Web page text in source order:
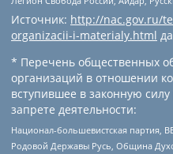
Источник: http://nac.gov.ru/
organizacii-i-materialy.html
* Перечень общественных
организаций в отношении
вступившее в законную
запрете деятельности:
Национал-большевистская партия,
Родовой Державы Русь, Община